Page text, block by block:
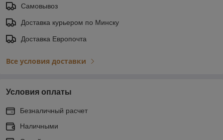
Самовывоз
Доставка курьером по Минску
Доставка Европочта
Все условия доставки
Условия оплаты
Безналичный расчет
Наличными